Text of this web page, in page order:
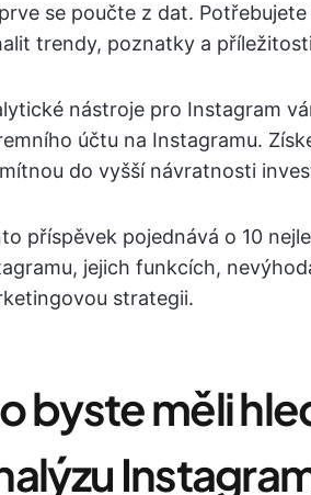
se poučte z dat.
trendy, poznatky a
nástroje pro Instagram
účtu na Instagramu.
do vyšší návratnosti
příspěvek pojednává o 10
jejich funkcích,
strategii.
byste měli